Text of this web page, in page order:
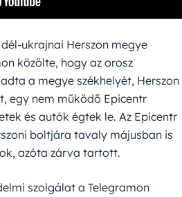
ukrajnai Herszon megye
közölte, hogy az orosz
a megye székhelyét, Herszon
egy nem működő Epicentr
és autók égtek le. Az Epicentr
boltjára tavaly májusban is
azóta zárva tartott.
szolgálat a Telegramon